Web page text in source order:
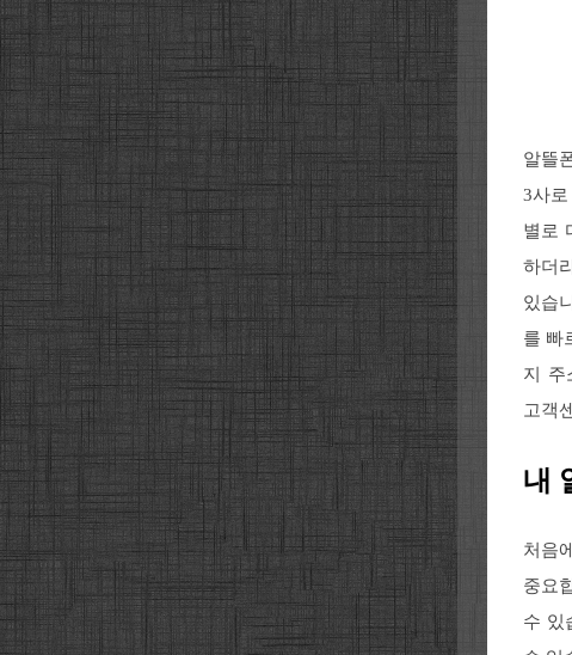
알뜰
3사
별로
하더
있습
를 빠
지 주
고객
내
처음
중요
수 있